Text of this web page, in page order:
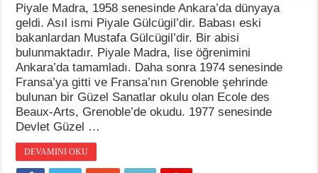
Piyale Madra, 1958 senesinde Ankara’da dünyaya
geldi. Asıl ismi Piyale Gülcügil’dir. Babası eski
bakanlardan Mustafa Gülcügil’dir. Bir abisi
bulunmaktadır. Piyale Madra, lise öğrenimini
Ankara’da tamamladı. Daha sonra 1974 senesinde
Fransa’ya gitti ve Fransa’nın Grenoble şehrinde
bulunan bir Güzel Sanatlar okulu olan Ecole des
Beaux-Arts, Grenoble’de okudu. 1977 senesinde
Devlet Güzel …
DEVAMINI OKU